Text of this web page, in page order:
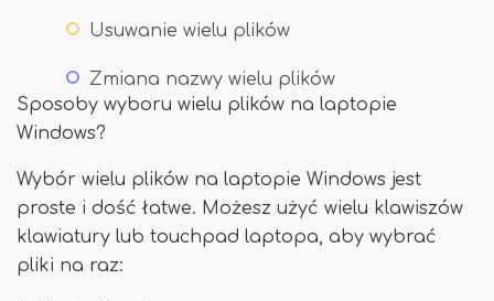
Usuwanie wielu plików
Zmiana nazwy wielu plików
Sposoby wyboru wielu plików na laptopie
Windows?
Wybór wielu plików na laptopie Windows jest
proste i dość łatwe. Możesz użyć wielu klawiszów
klawiatury lub touchpad laptopa, aby wybrać
pliki na raz: